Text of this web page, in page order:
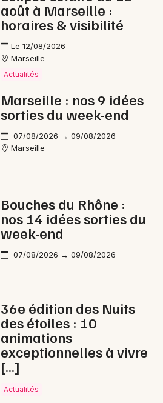
août à Marseille :
horaires & visibilité
Le 12/08/2026
Marseille
Actualités
Marseille : nos 9 idées
sorties du week-end
07/08/2026 → 09/08/2026
Marseille
Bouches du Rhône :
nos 14 idées sorties du
week-end
07/08/2026 → 09/08/2026
36e édition des Nuits
des étoiles : 10
animations
exceptionnelles à vivre
[…]
Actualités